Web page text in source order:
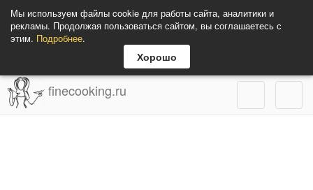
Мы используем файлы cookie для работы сайта, аналитики и
рекламы. Продолжая пользоваться сайтом, вы соглашаетесь с
этим. Подробнее.
Хорошо
finecooking.ru